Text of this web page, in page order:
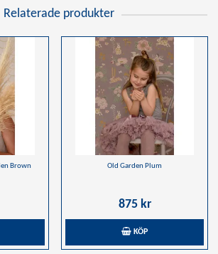
Relaterade produkter
Brown Old Garden Plum
875 kr
KÖP